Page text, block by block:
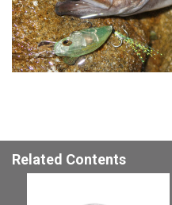
Related Contents